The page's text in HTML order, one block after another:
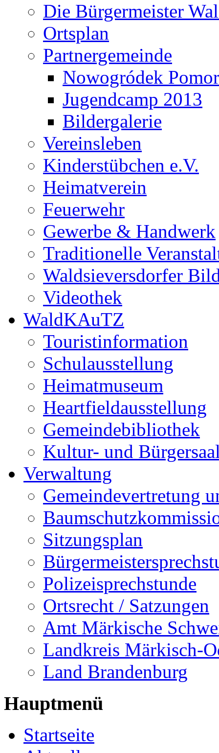
Die Bürgermeister
Ortsplan
Partnergemeinde
Nowogródek
Jugendcamp 2013
Bildergalerie
Vereinsleben
Kinderstübchen e.V.
Heimatverein
Feuerwehr
Gewerbe & Handwerk
Traditionelle
Waldsieversdorfer
Videothek
WaldKAuTZ
Touristinformation
Schulausstellung
Heimatmuseum
Heartfieldausstellung
Gemeindebibliothek
Kultur- und
Verwaltung
Gemeindevertretung
Sitzungsplan
Polizeisprechstunde
Ortsrecht / Satzungen
Amt Märkische
Landkreis Märkisch-
Land Brandenburg
Hauptmenü
Startseite